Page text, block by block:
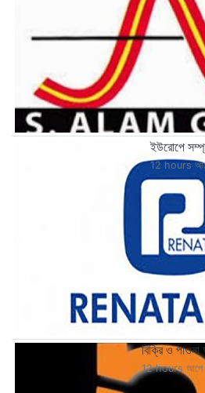
ইউরোপে
12 hours
বিক্রি ও
12 hours আগে